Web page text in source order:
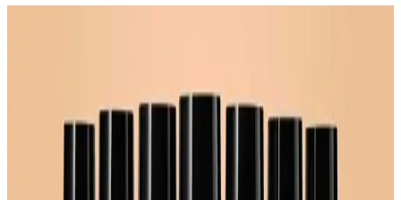
uygulama zorlukları makyaj başlangıcında tercih nedenlerini
belirliyor. Kapatıcı, bölgesel kullanım kolaylığı ve hata toleransıyla
ve doğal görünüm sağlayan makyaj ürünü